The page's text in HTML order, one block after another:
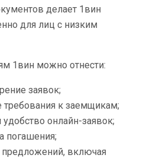
делает 1вин
для лиц с низким
1вин можно отнести:
заявок;
к заемщикам;
удобство онлайн-заявок;
погашения;
предложений, включая